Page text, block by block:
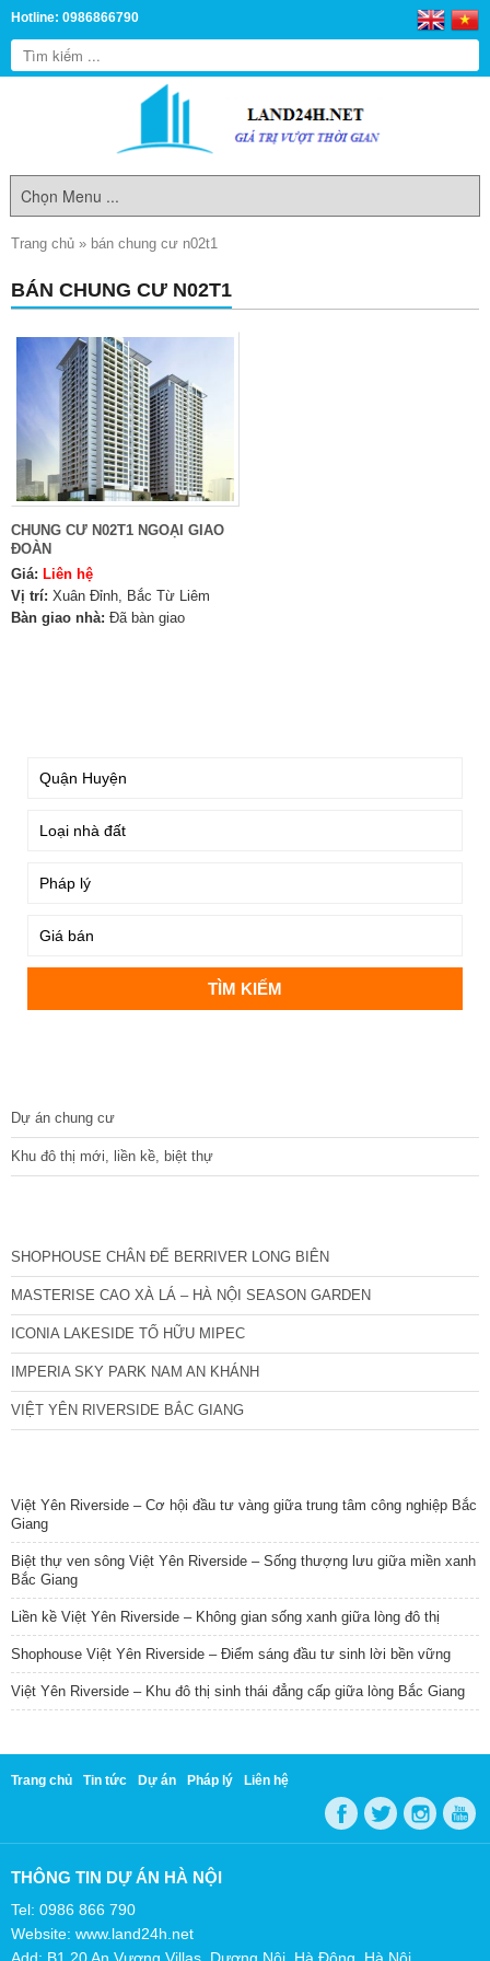
Hotline: 0986866790
Trang chủ » bán chung cư n02t1
BÁN CHUNG CƯ N02T1
CHUNG CƯ N02T1 NGOẠI GIAO
ĐOÀN
Giá: Liên hệ
Vị trí: Xuân Đỉnh, Bắc Từ Liêm
Bàn giao nhà: Đã bàn giao
Dự án chung cư
Khu đô thị mới, liền kề, biệt thự
SHOPHOUSE CHÂN ĐẾ BERRIVER LONG BIÊN
MASTERISE CAO XÀ LÁ – HÀ NỘI SEASON GARDEN
ICONIA LAKESIDE TỐ HỮU MIPEC
IMPERIA SKY PARK NAM AN KHÁNH
VIỆT YÊN RIVERSIDE BẮC GIANG
Việt Yên Riverside – Cơ hội đầu tư vàng giữa trung tâm công nghiệp Bắc
Giang
Biệt thự ven sông Việt Yên Riverside – Sống thượng lưu giữa miền xanh
Bắc Giang
Liền kề Việt Yên Riverside – Không gian sống xanh giữa lòng đô thị
Shophouse Việt Yên Riverside – Điểm sáng đầu tư sinh lời bền vững
Việt Yên Riverside – Khu đô thị sinh thái đẳng cấp giữa lòng Bắc Giang
Trang chủ Tin tức Dự án Pháp lý Liên hệ
THÔNG TIN DỰ ÁN HÀ NỘI
Tel: 0986 866 790
Website: www.land24h.net